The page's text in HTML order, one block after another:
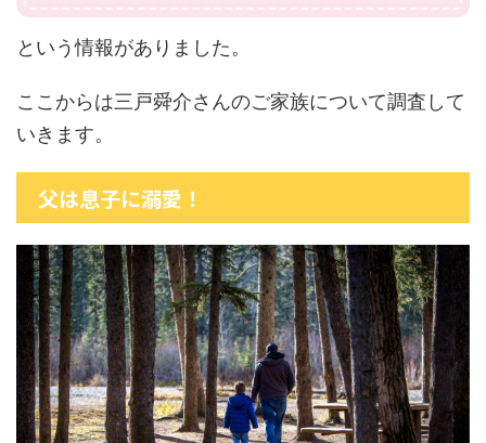
という情報がありました。
ここからは三戸舜介さんのご家族について調査して
いきます。
父は息子に溺愛！